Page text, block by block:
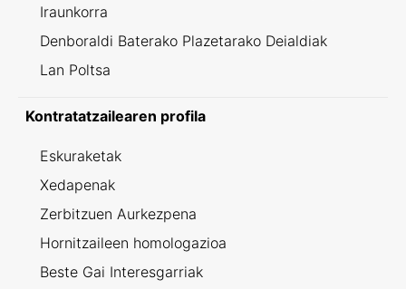
Iraunkorra
Denboraldi Baterako Plazetarako Deialdiak
Lan Poltsa
Kontratatzailearen profila
Eskuraketak
Xedapenak
Zerbitzuen Aurkezpena
Hornitzaileen homologazioa
Beste Gai Interesgarriak